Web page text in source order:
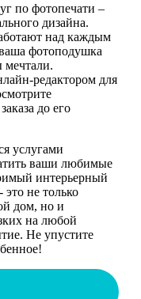
по фотопечати –
дизайна.
над каждым
фотоподушка
мечтали.
редактором для
до его
услугами
ваши любимые
интерьерный
не только
дом, но и
на любой
Не упустите